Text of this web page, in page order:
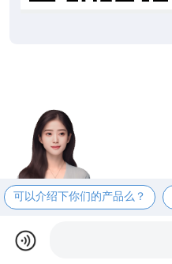
可以介绍下你们的产品么？